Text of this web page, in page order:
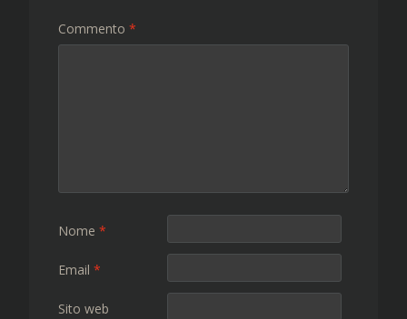
Commento *
Nome *
Email *
Sito web